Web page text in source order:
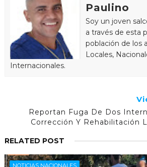
Paulino
Soy un joven
a través de esta
población de los
Locales,
Internacionales.
Reportan Fuga De Dos
Corrección Y Rehabilitación
RELATED POST
NOTICIAS NACIONALES